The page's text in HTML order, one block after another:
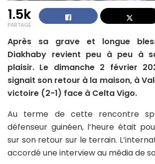
1.5k
PARTAGE
Après sa grave et longue
Diakhaby revient peu à peu à
plaisir. Le dimanche 2 février
signait son retour à la maison, à
victoire (2-1) face à Celta Vigo.
Au terme de cette rencontre
défenseur guinéen, l’heure était
sur son retour sur le terrain.
accordé une interview au média de